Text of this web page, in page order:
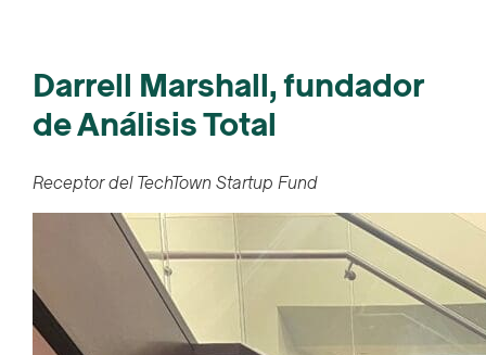
Darrell Marshall, fundador
de Análisis Total
Receptor del TechTown Startup Fund